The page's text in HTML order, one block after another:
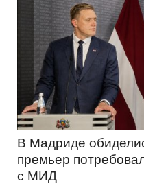
В Мадриде
премьер
с МИД